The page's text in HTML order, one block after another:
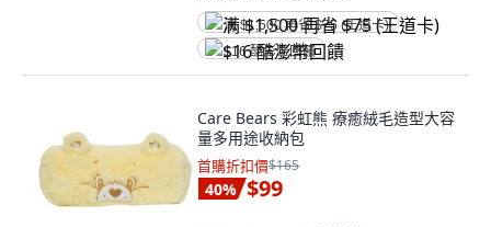
满 $1,500 再省 $75 (王道卡)
$16 酷澎幣回饋
Care Bears 彩虹熊 療癒絨毛造型大容
量多用途收納包
首購折扣價$165
40% $99